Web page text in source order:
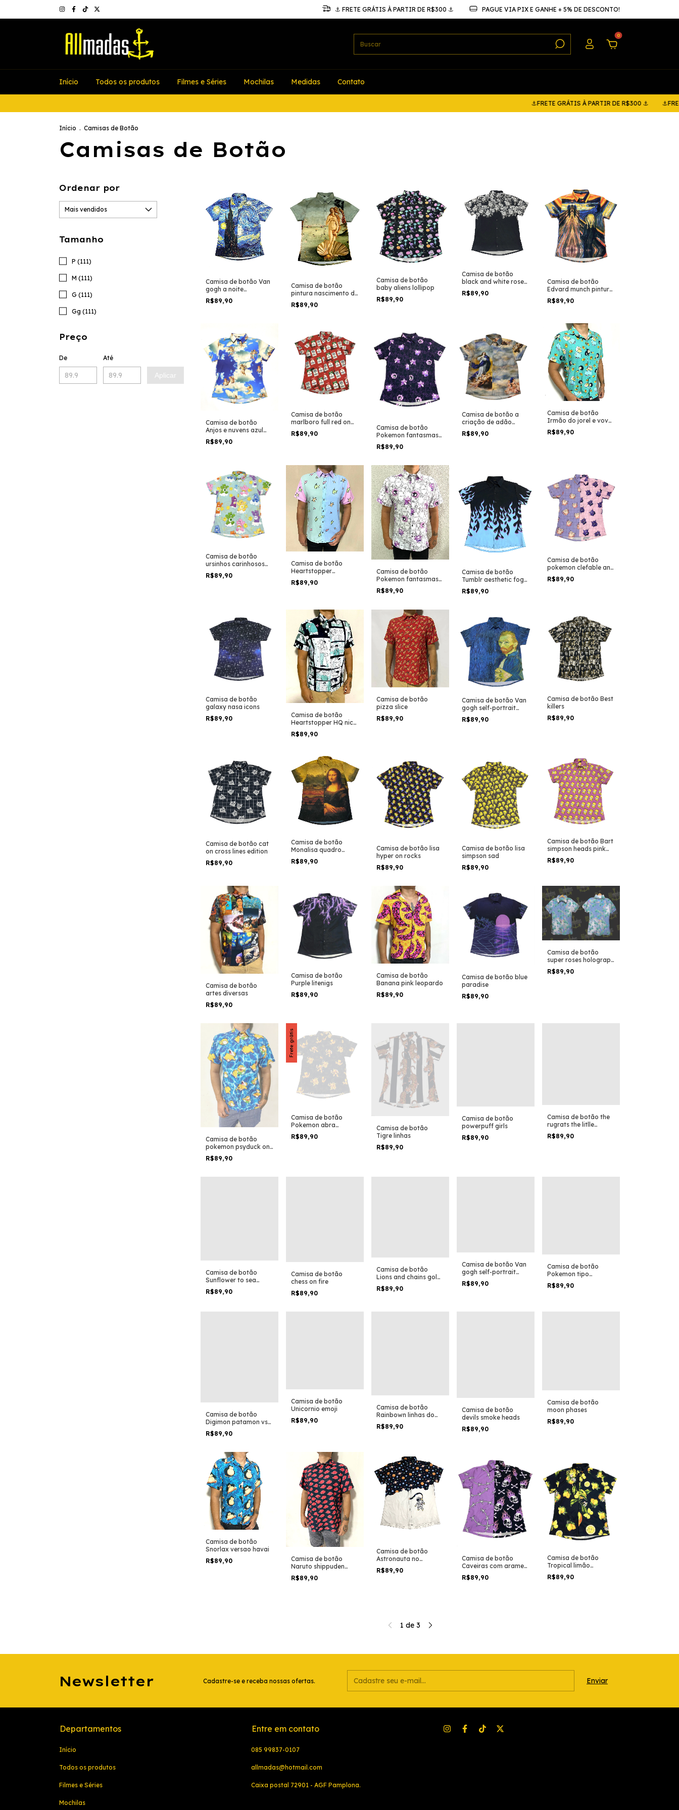
⚓ FRETE GRÁTIS À PARTIR DE R$300 ⚓ PAGUE VIA PIX E GANHE + 5% DE DESCONTO!
0
Início Todos os produtos Filmes e Séries Mochilas Medidas Contato
⚓FRETE GRÁTIS À PARTIR DE R$300 ⚓ ⚓FRETE GRÁTIS
Início . Camisas de Botão
Camisas de Botão
Ordenar por
Tamanho
P (111)
M (111)
G (111)
Gg (111)
Preço
De Até
Aplicar
Camisa de botão Van
gogh a noite
estrelada pintura arte
R$89,90
Camisa de botão
pintura nascimento de
Venus arte
R$89,90
Camisa de botão
baby aliens lollipop
R$89,90
Camisa de botão
black and white roses
on up
R$89,90
Camisa de botão
Edvard munch pintura
o grito arte
R$89,90
Camisa de botão
Anjos e nuvens azul
estampa tumblr
R$89,90
Camisa de botão
marlboro full red on
trust
R$89,90
Camisa de botão
Pokemon fantasmas
gastly, gengar e
haunter
R$89,90
Camisa de botão a
criação de adão
pintura arte
R$89,90
Camisa de botão
Irmão do jorel e vovo
juju versão abacate
R$89,90
Camisa de botão
ursinhos carinhosos
desenho geek
R$89,90
Camisa de botão
Heartstopper
desenhos folhas
R$89,90
Camisa de botão
Pokemon fantasmas
gastly, gengar,
haunter versão clara
R$89,90
Camisa de botão
Tumblr aesthetic fogo
azul
R$89,90
Camisa de botão
pokemon clefable and
gengar
R$89,90
Camisa de botão
galaxy nasa icons
R$89,90
Camisa de botão
Heartstopper HQ nick
and charlie serie book
R$89,90
Camisa de botão
pizza slice
R$89,90
Camisa de botão Van
gogh self-portrait
version full
R$89,90
Camisa de botão Best
killers
R$89,90
Camisa de botão cat
on cross lines edition
R$89,90
Camisa de botão
Monalisa quadro
pintura da vinci
R$89,90
Camisa de botão lisa
hyper on rocks
R$89,90
Camisa de botão lisa
simpson sad
R$89,90
Camisa de botão Bart
simpson heads pink
pattern
R$89,90
Camisa de botão
artes diversas
R$89,90
Camisa de botão
Purple litenigs
R$89,90
Camisa de botão
Banana pink leopardo
R$89,90
Camisa de botão blue
paradise
R$89,90
Camisa de botão
super roses holograph
on the sky
R$89,90
Camisa de botão
pokemon psyduck on
pool
R$89,90
Frete grátis
Camisa de botão
Pokemon abra
kdabra alakazam
R$89,90
Camisa de botão
Tigre linhas
R$89,90
Camisa de botão
powerpuff girls
R$89,90
Camisa de botão the
rugrats the litlle
angels
R$89,90
Camisa de botão
Sunflower to sea
black
R$89,90
Camisa de botão
chess on fire
R$89,90
Camisa de botão
Lions and chains gold
edition
R$89,90
Camisa de botão Van
gogh self-portrait
version heads
R$89,90
Camisa de botão
Pokemon tipo
fantasma bicolor
gengar gastly haunter
R$89,90
Camisa de botão
Digimon patamon vs
gatomon evoluções
angemon e
R$89,90
Camisa de botão
Unicornio emoji
R$89,90
Camisa de botão
Rainbown linhas do
arco-íris
R$89,90
Camisa de botão
devils smoke heads
R$89,90
Camisa de botão
moon phases
R$89,90
Camisa de botão
Snorlax versao havai
R$89,90
Camisa de botão
Naruto shippuden
uzumaki anime
desenho geek simbolo
R$89,90
Camisa de botão
Astronauta no
universo galaxia
R$89,90
Camisa de botão
Caveiras com arames
bicolor
R$89,90
Camisa de botão
Tropical limão
siciliano
R$89,90
1 de 3
Newsletter Cadastre-se e receba nossas ofertas.
Departamentos
Início
Todos os produtos
Filmes e Séries
Mochilas
Entre em contato
085 99837-0107
allmadas@hotmail.com
Caixa postal 72901 - AGF Pamplona.